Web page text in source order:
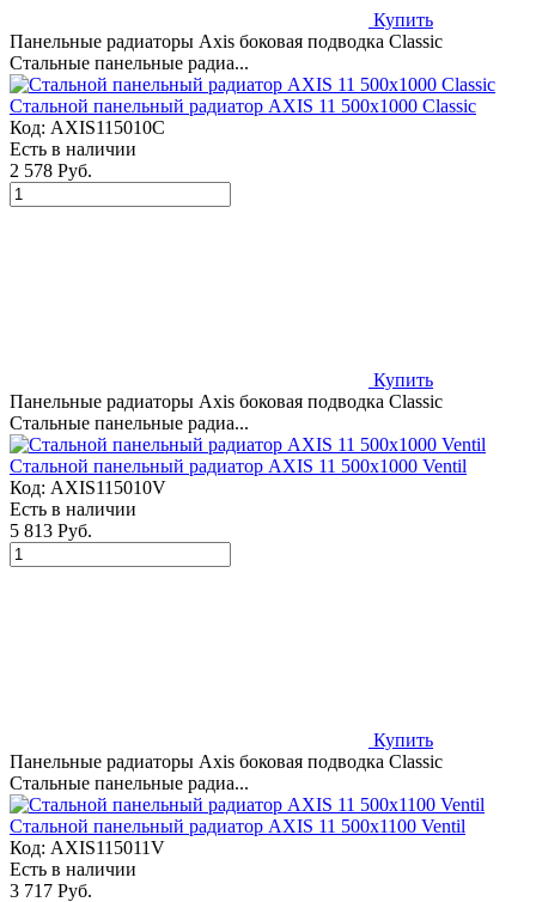
Купить
Панельные радиаторы Axis боковая подводка Classic
Стальные панельные радиа...
Стальной панельный радиатор AXIS 11 500x1000 Classic
Код: AXIS115010C
Есть в наличии
2 578 Руб.
Купить
Панельные радиаторы Axis боковая подводка Classic
Стальные панельные радиа...
Стальной панельный радиатор AXIS 11 500x1000 Ventil
Код: AXIS115010V
Есть в наличии
5 813 Руб.
Купить
Панельные радиаторы Axis боковая подводка Classic
Стальные панельные радиа...
Стальной панельный радиатор AXIS 11 500x1100 Ventil
Код: AXIS115011V
Есть в наличии
3 717 Руб.